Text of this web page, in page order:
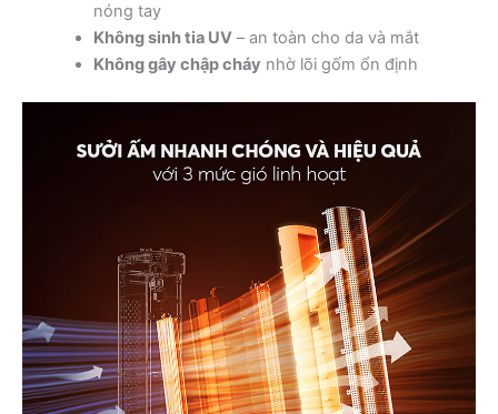
nóng tay
Không sinh tia UV– an toàn cho da và mắt
Không gây chập cháy nhờ lõi gốm ổn định